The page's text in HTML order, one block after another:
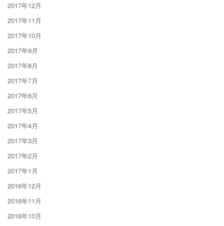
2017年12月
2017年11月
2017年10月
2017年9月
2017年8月
2017年7月
2017年6月
2017年5月
2017年4月
2017年3月
2017年2月
2017年1月
2016年12月
2016年11月
2016年10月